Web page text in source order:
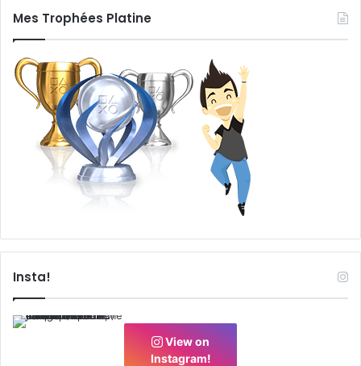
Mes Trophées Platine
Insta!
View on
Instagram!